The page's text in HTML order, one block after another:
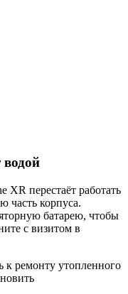
водой
XR перестаёт работать
часть корпуса.
батарею, чтобы
с визитом в
к ремонту утопленного